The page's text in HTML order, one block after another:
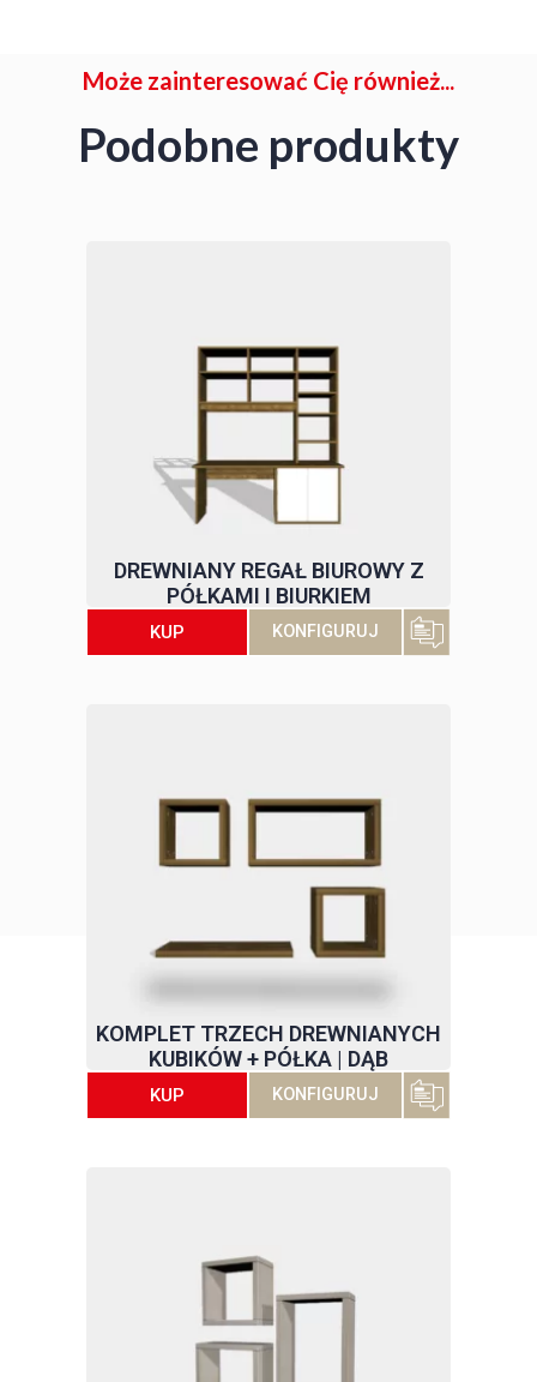
Może zainteresować Cię również...
Podobne produkty
DREWNIANY REGAŁ BIUROWY Z
PÓŁKAMI I BIURKIEM
KUP KONFIGURUJ
KOMPLET TRZECH DREWNIANYCH
KUBIKÓW + PÓŁKA | DĄB
KUP KONFIGURUJ